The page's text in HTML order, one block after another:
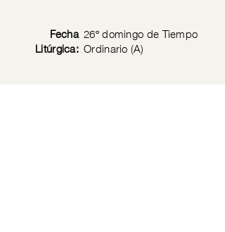
Fecha
Litúrgica:
26º domingo de Tiempo
Ordinario (A)